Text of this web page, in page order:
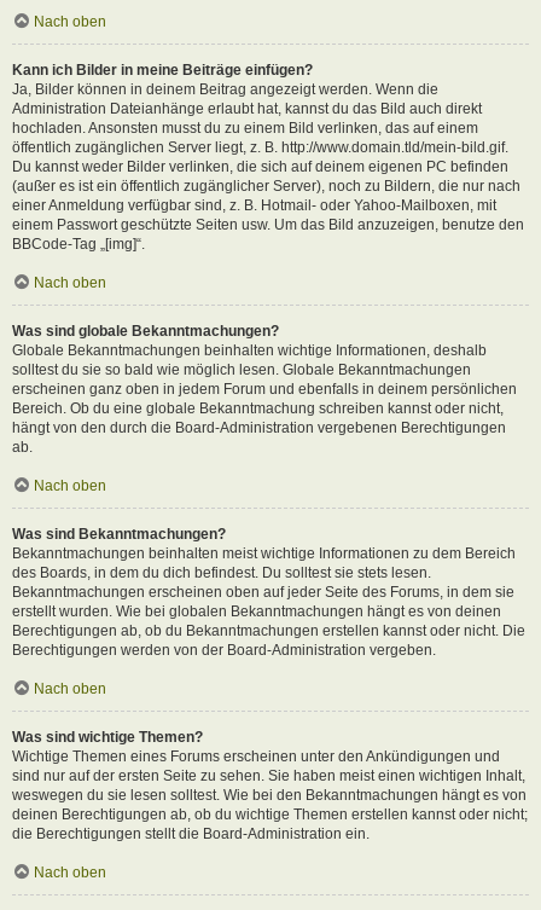
Nach oben
Kann ich Bilder in meine Beiträge einfügen?
Ja, Bilder können in deinem Beitrag angezeigt werden. Wenn die
Administration Dateianhänge erlaubt hat, kannst du das Bild auch direkt
hochladen. Ansonsten musst du zu einem Bild verlinken, das auf einem
öffentlich zugänglichen Server liegt, z. B. http://www.domain.tld/mein-bild.gif.
Du kannst weder Bilder verlinken, die sich auf deinem eigenen PC befinden
(außer es ist ein öffentlich zugänglicher Server), noch zu Bildern, die nur nach
einer Anmeldung verfügbar sind, z. B. Hotmail- oder Yahoo-Mailboxen, mit
einem Passwort geschützte Seiten usw. Um das Bild anzuzeigen, benutze den
BBCode-Tag „[img]“.
Nach oben
Was sind globale Bekanntmachungen?
Globale Bekanntmachungen beinhalten wichtige Informationen, deshalb
solltest du sie so bald wie möglich lesen. Globale Bekanntmachungen
erscheinen ganz oben in jedem Forum und ebenfalls in deinem persönlichen
Bereich. Ob du eine globale Bekanntmachung schreiben kannst oder nicht,
hängt von den durch die Board-Administration vergebenen Berechtigungen
ab.
Nach oben
Was sind Bekanntmachungen?
Bekanntmachungen beinhalten meist wichtige Informationen zu dem Bereich
des Boards, in dem du dich befindest. Du solltest sie stets lesen.
Bekanntmachungen erscheinen oben auf jeder Seite des Forums, in dem sie
erstellt wurden. Wie bei globalen Bekanntmachungen hängt es von deinen
Berechtigungen ab, ob du Bekanntmachungen erstellen kannst oder nicht. Die
Berechtigungen werden von der Board-Administration vergeben.
Nach oben
Was sind wichtige Themen?
Wichtige Themen eines Forums erscheinen unter den Ankündigungen und
sind nur auf der ersten Seite zu sehen. Sie haben meist einen wichtigen Inhalt,
weswegen du sie lesen solltest. Wie bei den Bekanntmachungen hängt es von
deinen Berechtigungen ab, ob du wichtige Themen erstellen kannst oder nicht;
die Berechtigungen stellt die Board-Administration ein.
Nach oben